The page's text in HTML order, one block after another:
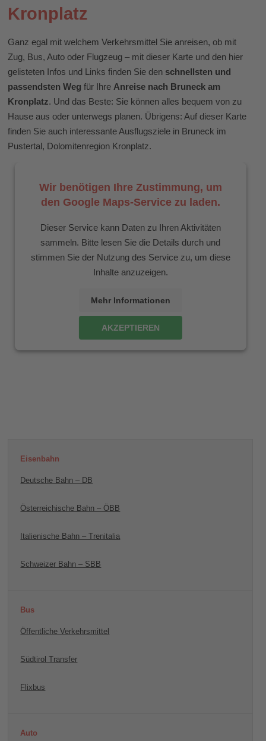
Kronplatz
Ganz egal mit welchem Verkehrsmittel Sie anreisen, ob mit
Zug, Bus, Auto oder Flugzeug – mit dieser Karte und den hier
gelisteten Infos und Links finden Sie den schnellsten und
passendsten Weg für Ihre Anreise nach Bruneck am
Kronplatz. Und das Beste: Sie können alles bequem von zu
Hause aus oder unterwegs planen. Übrigens: Auf dieser Karte
finden Sie auch interessante Ausflugsziele in Bruneck im
Pustertal, Dolomitenregion Kronplatz.
Wir benötigen Ihre Zustimmung, um
den Google Maps-Service zu laden.
Dieser Service kann Daten zu Ihren Aktivitäten
sammeln. Bitte lesen Sie die Details durch und
stimmen Sie der Nutzung des Service zu, um diese
Inhalte anzuzeigen.
Mehr Informationen
AKZEPTIEREN
Eisenbahn
Deutsche Bahn – DB
Österreichische Bahn – ÖBB
Italienische Bahn – Trenitalia
Schweizer Bahn – SBB
Bus
Öffentliche Verkehrsmittel
Südtirol Transfer
Flixbus
Auto